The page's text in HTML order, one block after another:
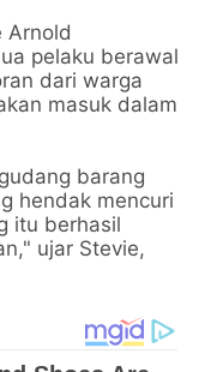
Arnold
pelaku berawal
dari warga
masuk dalam
barang
hendak mencuri
itu berhasil
ujar Stevie,